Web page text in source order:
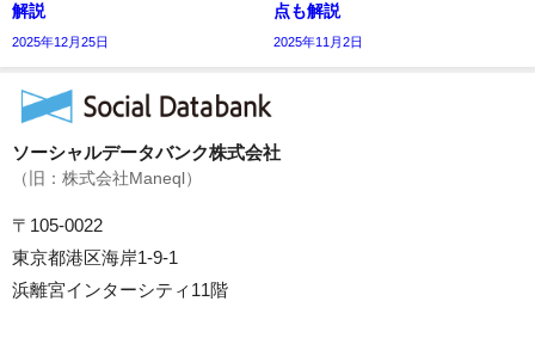
解説
2025年12月25日
点も解説
2025年11月2日
ソーシャルデータバンク株式会社
（旧：株式会社Maneql）
〒105-0022
東京都港区海岸1-9-1
浜離宮インターシティ11階